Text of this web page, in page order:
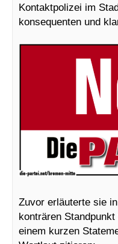
Kontaktpolizei im
konsequenten und
Zuvor erläuterte sie
konträren
einem kurzen